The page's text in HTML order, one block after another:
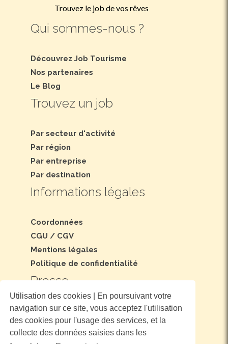
Utilisation des cookies | En poursuivant votre
navigation sur ce site, vous acceptez l'utilisation
des cookies pour l'usage des services, et la
collecte des données saisies dans les
Trouvez le job de vos rêves
Qui sommes-nous ?
Découvrez Job Tourisme
Nos partenaires
Le Blog
Trouvez un job
Par secteur d'activité
Par région
Par entreprise
Par destination
Informations légales
Coordonnées
CGU / CGV
Mentions légales
Politique de confidentialité
Presse
Dossier et communiqué de presse
Nous suivre